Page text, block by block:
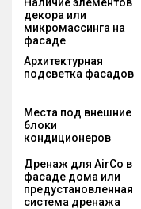
декора или
микромассинга на
фасаде
Архитектурная
подсветка фасадов
Места под внешние
блоки
кондиционеров
Дренаж для AirCo в
фасаде дома или
предустановленная
система дренажа